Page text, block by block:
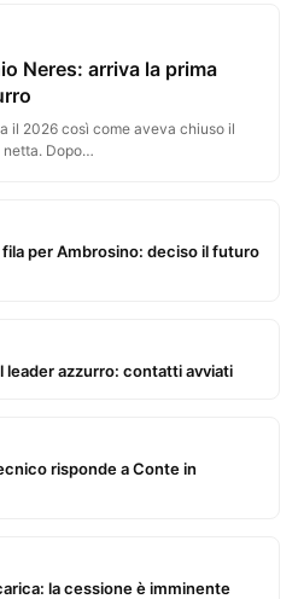
Neres: arriva la prima
il 2026 così come aveva chiuso il
netta. Dopo…
fila per Ambrosino: deciso il futuro
leader azzurro: contatti avviati
risponde a Conte in
la cessione è imminente